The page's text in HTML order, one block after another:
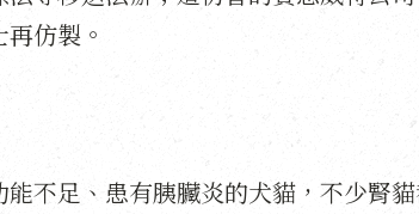
仿製。
不足、患有胰臟炎的犬貓，不少腎